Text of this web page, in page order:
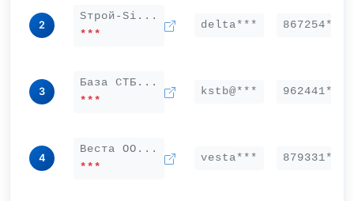
2
Sтрой-Si...
***
delta*** 867254***
3
База СТБ...
***
kstb@*** 962441***
4
Веста ОО...
***
vesta*** 879331***